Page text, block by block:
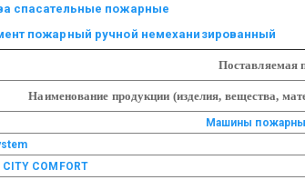
спасательные пожарные
пожарный ручной немеханизированный
Поставляемая
Наименование продукции (изделия, вещества,
Машины
CITY COMFORT